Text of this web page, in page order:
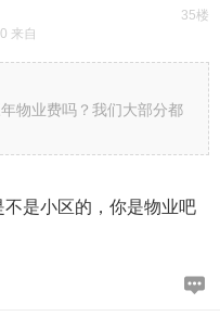
35楼
来自
物业费吗？我们大部分都
是小区的，你是物业吧